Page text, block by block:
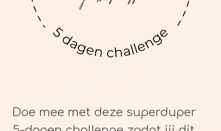
Doe mee met deze superduper